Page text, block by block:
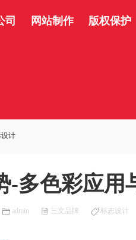
司 网站制作 版权保护
计
-多色彩应用
admin 三文品牌 标志设计